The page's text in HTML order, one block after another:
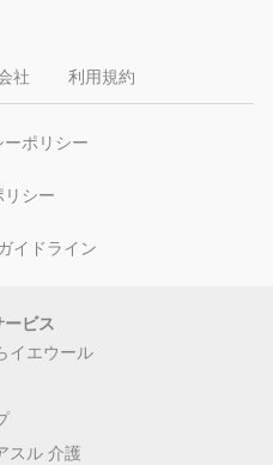
社 利用規約
ポリシー
リシー
イドライン
ビス
イエウール
スル 介護